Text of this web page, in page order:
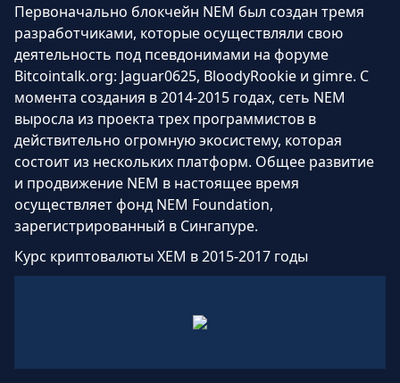
Первоначально блокчейн NEM был создан тремя
разработчиками, которые осуществляли свою
деятельность под псевдонимами на форуме
Bitcointalk.org: Jaguar0625, BloodyRookie и gimre. С
момента создания в 2014-2015 годах, сеть NEM
выросла из проекта трех программистов в
действительно огромную экосистему, которая
состоит из нескольких платформ. Общее развитие
и продвижение NEM в настоящее время
осуществляет фонд NEM Foundation,
зарегистрированный в Сингапуре.
Курс криптовалюты XEM в 2015-2017 годы